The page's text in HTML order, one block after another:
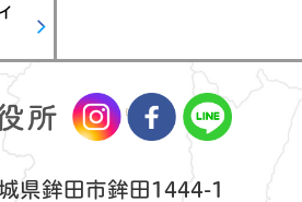
県鉾田市鉾田1444-1